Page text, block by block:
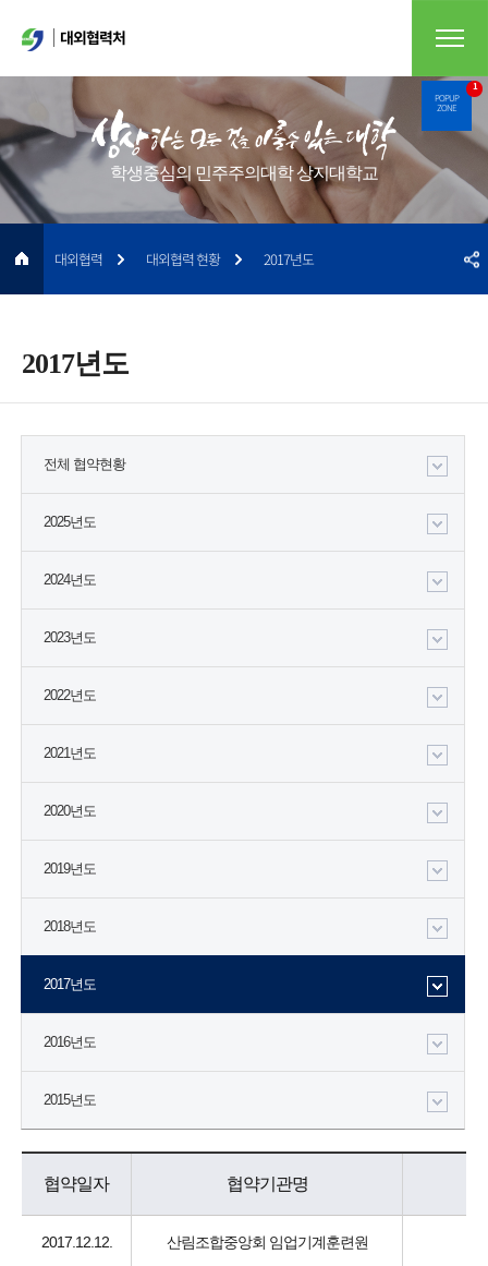
POPUP
ZONE
1
대외협력처
학생중심의 민주주의대학 상지대학교
2017년도
대외협력 대외협력 현황 2017년도
전체 협약현황
2025년도
2024년도
2023년도
2022년도
2021년도
2020년도
2019년도
2018년도
2017년도
2016년도
2015년도
협약일자 협약기관명
2017.12.12. 산림조합중앙회 임업기계훈련원